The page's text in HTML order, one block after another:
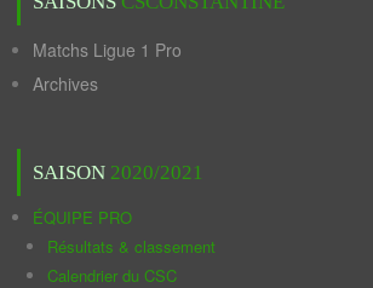
Matchs Ligue 1 Pro
Archives
SAISON 2020/2021
ÉQUIPE PRO
Résultats & classement
Calendrier du CSC